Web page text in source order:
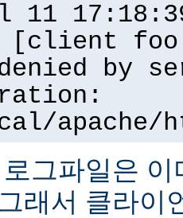
11
by
apache/
그파일은
래서 클라이